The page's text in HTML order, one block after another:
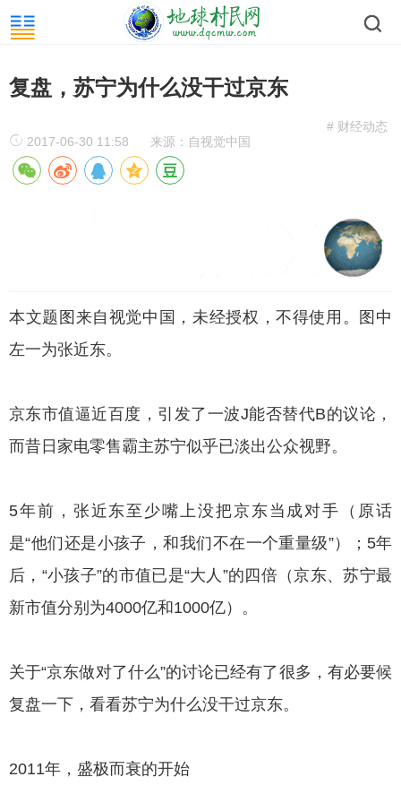
复盘，苏宁为什么没干过京东
# 财经动态
2017-06-30 11:58
来源：自视觉中国
本文题图来自视觉中国，未经授权，不得使用。图中
左一为张近东。
京东市值逼近百度，引发了一波J能否替代B的议论，
而昔日家电零售霸主苏宁似乎已淡出公众视野。
5年前，张近东至少嘴上没把京东当成对手（原话
是“他们还是小孩子，和我们不在一个重量级”）；5年
后，“小孩子”的市值已是“大人”的四倍（京东、苏宁最
新市值分别为4000亿和1000亿）。
关于“京东做对了什么”的讨论已经有了很多，有必要候
复盘一下，看看苏宁为什么没干过京东。
2011年，盛极而衰的开始